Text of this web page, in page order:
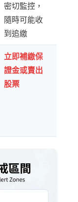
密切監控，
隨時可能收
到追繳
立即補繳保
證金或賣出
股票